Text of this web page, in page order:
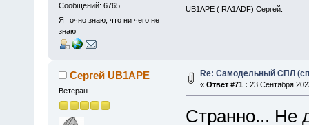
Сообщений: 6765
Я точно знаю, что ни чего не
знаю
UB1APE ( RA1ADF) Сергей.
Сергей UB1APE
Ветеран
Re: Самодельный СПЛ
« Ответ #71 : 23 Сентября
Странно... Не